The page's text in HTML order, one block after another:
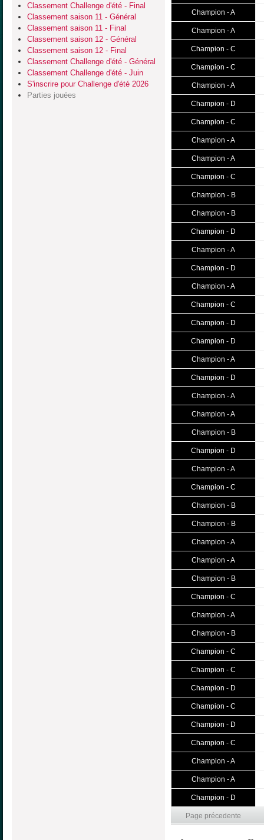
Classement Challenge d'été - Final
Classement saison 11 - Général
Classement saison 11 - Final
Classement saison 12 - Général
Classement saison 12 - Final
Classement Challenge d'été - Général
Classement Challenge d'été - Juin
S'inscrire pour Challenge d'été 2026
Parties jouées
Champion - A
Champion - A
Champion - C
Champion - C
Champion - A
Champion - D
Champion - C
Champion - A
Champion - A
Champion - C
Champion - B
Champion - B
Champion - D
Champion - A
Champion - D
Champion - A
Champion - C
Champion - D
Champion - D
Champion - A
Champion - D
Champion - A
Champion - A
Champion - B
Champion - D
Champion - A
Champion - C
Champion - B
Champion - B
Champion - A
Champion - A
Champion - B
Champion - C
Champion - A
Champion - B
Champion - C
Champion - C
Champion - D
Champion - C
Champion - D
Champion - C
Champion - A
Champion - A
Champion - D
Page précedente